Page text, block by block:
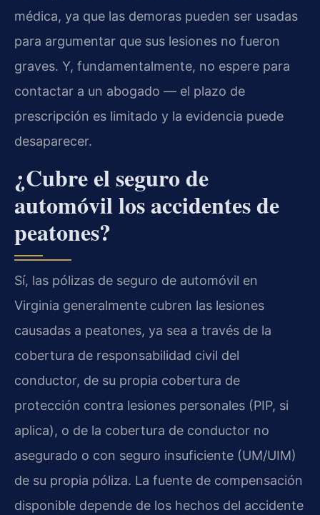
médica, ya que las demoras pueden ser usadas
para argumentar que sus lesiones no fueron
graves. Y, fundamentalmente, no espere para
contactar a un abogado — el plazo de
prescripción es limitado y la evidencia puede
desaparecer.
¿Cubre el seguro de
automóvil los accidentes de
peatones?
Sí, las pólizas de seguro de automóvil en
Virginia generalmente cubren las lesiones
causadas a peatones, ya sea a través de la
cobertura de responsabilidad civil del
conductor, de su propia cobertura de
protección contra lesiones personales (PIP, si
aplica), o de la cobertura de conductor no
asegurado o con seguro insuficiente (UM/UIM)
de su propia póliza. La fuente de compensación
disponible depende de los hechos del accidente